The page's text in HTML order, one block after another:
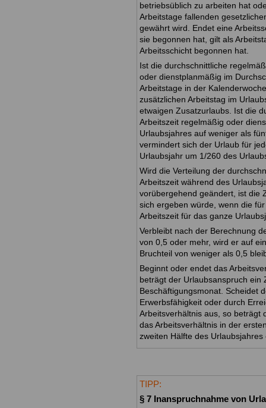
betriebsüblich zu arbeiten hat
Arbeitstage fallenden
gewährt wird. Endet eine
sie begonnen hat, gilt als
Arbeitsschicht begonnen hat.
Ist die durchschnittliche
oder dienstplanmäßig im
Arbeitstage in der
zusätzlichen Arbeitstag im
etwaigen Zusatzurlaubs. Ist die
Arbeitszeit regelmäßig oder
Urlaubsjahres auf weniger als
vermindert sich der Urlaub für
Urlaubsjahr um 1/260 des
Wird die Verteilung der
Arbeitszeit während des
vorübergehend geändert, ist die
sich ergeben würde, wenn die
Arbeitszeit für das ganze
Verbleibt nach der Berechnung
von 0,5 oder mehr, wird er auf
Bruchteil von weniger als 0,5
Beginnt oder endet das
beträgt der Urlaubsanspruch ein
Beschäftigungsmonat. Scheidet
Erwerbsfähigkeit oder durch
Arbeitsverhältnis aus, so beträgt
das Arbeitsverhältnis in der
zweiten Hälfte des
TIPP:
§ 7 Inanspruchnahme von